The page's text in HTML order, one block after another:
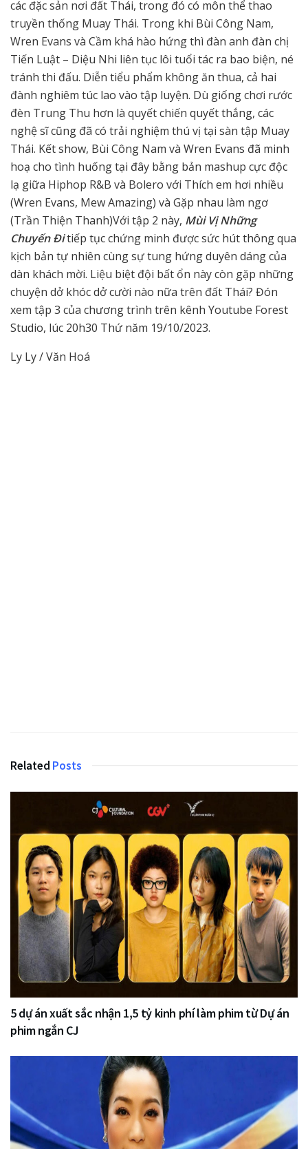
các đặc sản nơi đất Thái, trong đó có môn thể thao
truyền thống Muay Thái. Trong khi Bùi Công Nam,
Wren Evans và Cầm khá hào hứng thì đàn anh đàn chị
Tiến Luật – Diệu Nhi liên tục lôi tuổi tác ra bao biện, né
tránh thi đấu. Diễn tiểu phẩm không ăn thua, cả hai
đành nghiêm túc lao vào tập luyện. Dù giống chơi rước
đèn Trung Thu hơn là quyết chiến quyết thắng, các
nghệ sĩ cũng đã có trải nghiệm thú vị tại sàn tập Muay
Thái. Kết show, Bùi Công Nam và Wren Evans đã minh
hoạ cho tình huống tại đây bằng bản mashup cực độc
lạ giữa Hiphop R&B và Bolero với Thích em hơi nhiều
(Wren Evans, Mew Amazing) và Gặp nhau làm ngơ
(Trần Thiện Thanh)Với tập 2 này, Mùi Vị Những
Chuyến Đitiếp tục chứng minh được sức hút thông qua
kịch bản tự nhiên cùng sự tung hứng duyên dáng của
dàn khách mời. Liệu biệt đội bất ổn này còn gặp những
chuyện dở khóc dở cười nào nữa trên đất Thái? Đón
xem tập 3 của chương trình trên kênh Youtube Forest
Studio, lúc 20h30 Thứ năm 19/10/2023.
Ly Ly / Văn Hoá
Related Posts
5 dự án xuất sắc nhận 1,5 tỷ kinh phí làm phim từ Dự án
phim ngắn CJ